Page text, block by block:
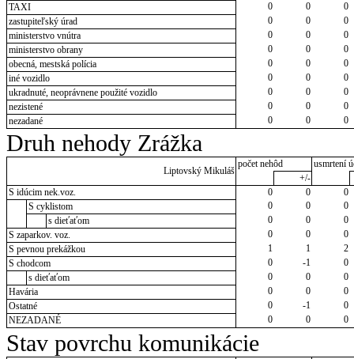
TAXI
0 0
0
zastupiteľský úrad
0 0
0
ministerstvo vnútra
0 0
0
ministerstvo obrany
0 0
0
obecná, mestská polícia
0 0
0
iné vozidlo
0 0
0
ukradnuté, neoprávnene použité vozidlo
0 0
0
nezistené
0 0
0
nezadané
0 0 0
Druh nehody Zrážka
Liptovský Mikuláš
počet nehôd
usmrtení
+/-
S idúcim nek.voz.
0 0
0
S cyklistom
0 0
0
s dieťaťom
0 0
0
S zaparkov. voz.
0 0
0
S pevnou prekážkou
1 1
2
S chodcom
0 -1
0
s dieťaťom
0 0
0
Havária
0 0
0
Ostatné
0 -1
0
NEZADANÉ
0 0 0
Stav povrchu komunikácie